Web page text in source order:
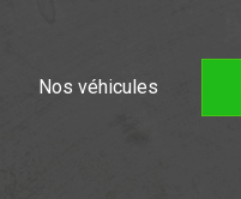
Nos véhicules